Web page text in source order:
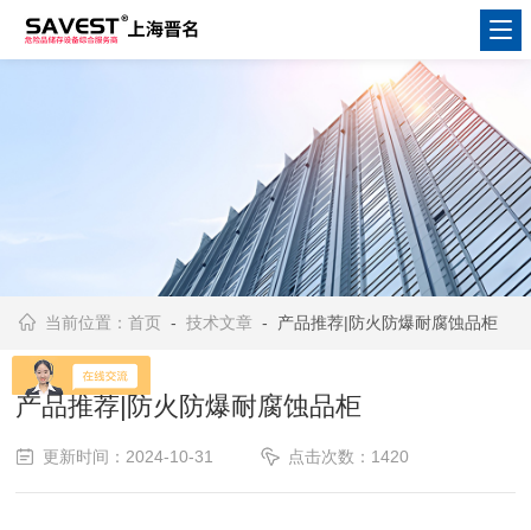
当前位置：首页 -技术文章 - 产品推荐|防火防爆耐腐蚀品柜
产品推荐|防火防爆耐腐蚀品柜
更新时间：2024-10-31 点击次数：1420